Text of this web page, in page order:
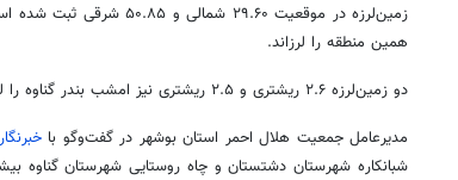
همین منطقه را لرزاند.
دو زمین‌لرزه ۲.۶ ریشتری و ۲.۵ ریشتری نیز امشب بندر گناوه را لرزاند.
مدیرعامل جمعیت هلال احمر استان بوشهر در گفت‌وگو با
شبانکاره شهرستان دشتستان و چاه روستایی شهرستان گناوه